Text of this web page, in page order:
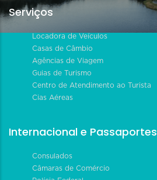
Serviços
Locadora de Veículos
Casas de Câmbio
Agências de Viagem
Guias de Turismo
Centro de Atendimento ao Turista
Cias Aéreas
Internacional e Passaportes
Consulados
Câmaras de Comércio